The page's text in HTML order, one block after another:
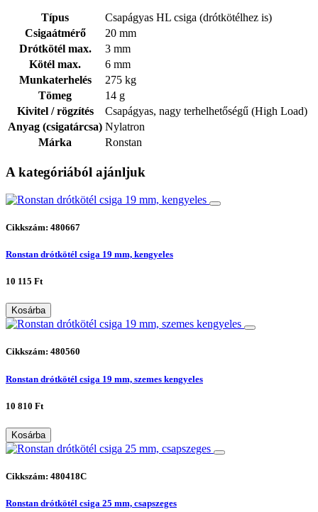
Típus
Csapágyas HL csiga (drótkötélhez is)
Csigaátmérő
20 mm
Drótkötél max.
3 mm
Kötél max.
6 mm
Munkaterhelés
275 kg
Tömeg
14 g
Kivitel / rögzítés
Csapágyas, nagy terhelhetőségű (High Load)
Anyag (csigatárcsa) Nylatron
Márka
Ronstan
A kategóriából ajánljuk
Cikkszám: 480667
Ronstan drótkötél csiga 19 mm, kengyeles
10 115 Ft
Kosárba
Cikkszám: 480560
Ronstan drótkötél csiga 19 mm, szemes kengyeles
10 810 Ft
Kosárba
Cikkszám: 480418C
Ronstan drótkötél csiga 25 mm, csapszeges